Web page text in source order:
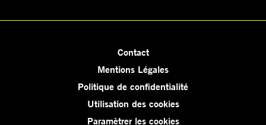
Contact
Mentions Légales
Politique de confidentialité
Utilisation des cookies
Paramètrer les cookies